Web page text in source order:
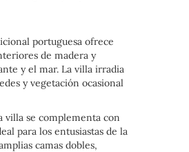
portuguesa ofrece
de madera y
y el mar. La villa irradia
y vegetación ocasional
villa se complementa con
para los entusiastas de la
camas dobles,